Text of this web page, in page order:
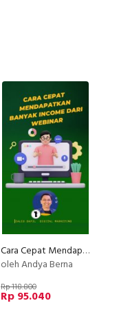
Cara Cepat Mendapatkan Banyak Income dari Webinar
oleh Andya Berna
Rp 118.800
Rp 95.040